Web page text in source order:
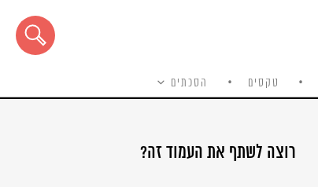
טקסים הסכתים
רוצה לשתף את העמוד זה?